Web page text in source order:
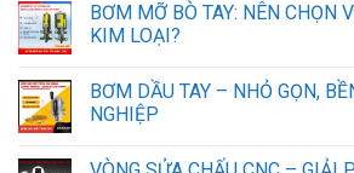
BƠM MỠ BÒ TAY: NÊN CHỌN
KIM LOẠI?
BƠM DẦU TAY – NHỎ GỌN,
NGHIỆP